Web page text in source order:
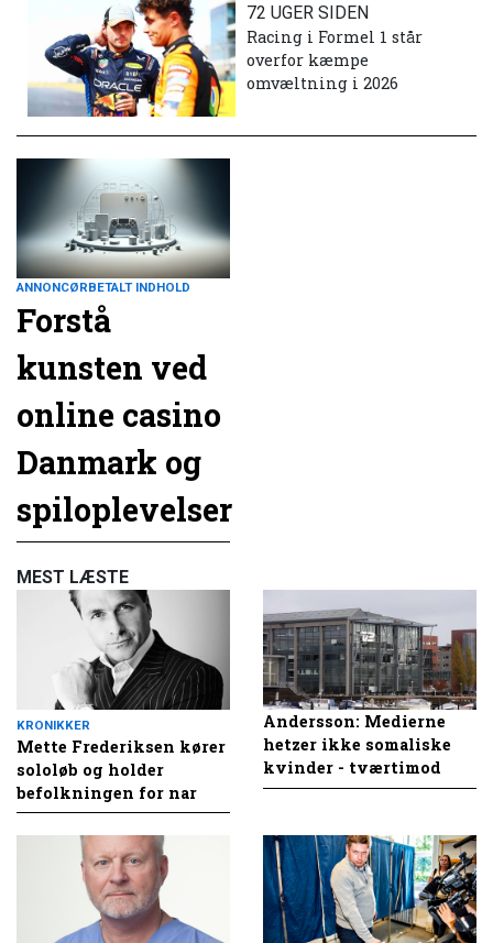
72 UGER SIDEN
Racing i Formel 1 står
overfor kæmpe
omvæltning i 2026
ANNONCØRBETALT INDHOLD
Forstå
kunsten ved
online casino
Danmark og
spiloplevelser
MEST LÆSTE
KRONIKKER
Mette Frederiksen kører
sololøb og holder
befolkningen for nar
Andersson: Medierne
hetzer ikke somaliske
kvinder - tværtimod